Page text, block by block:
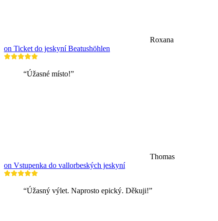
Roxana
on Ticket do jeskyní Beatushöhlen
“Úžasné místo!”
Thomas
on Vstupenka do vallorbeských jeskyní
“Úžasný výlet. Naprosto epický. Děkuji!”